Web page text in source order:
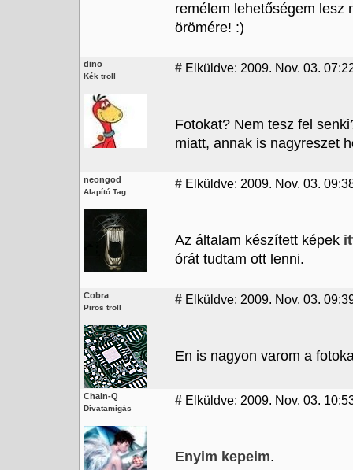
remélem lehetőségem lesz
örömére! :)
dino
Kék troll
# Elküldve: 2009. Nov. 03.
Fotokat? Nem tesz fel
miatt, annak is nagyreszet
neongod
Alapító Tag
# Elküldve: 2009. Nov. 03.
Az általam készített képek
órát tudtam ott lenni.
Cobra
Piros troll
# Elküldve: 2009. Nov. 03.
En is nagyon varom a
Chain-Q
Divatamigás
# Elküldve: 2009. Nov. 03.
Enyim kepeim.